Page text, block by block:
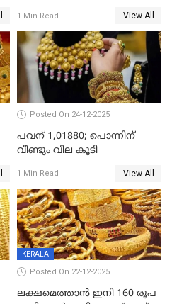
ഇടിവ്
1 Min Read View All
Posted On 24-12-2025
പവന് 1,01880; പൊന്നിന്
വീണ്ടും വില കൂടി
1 Min Read View All
KERALA
Posted On 22-12-2025
ലക്ഷമെത്താൻ ഇനി 160 രൂപ